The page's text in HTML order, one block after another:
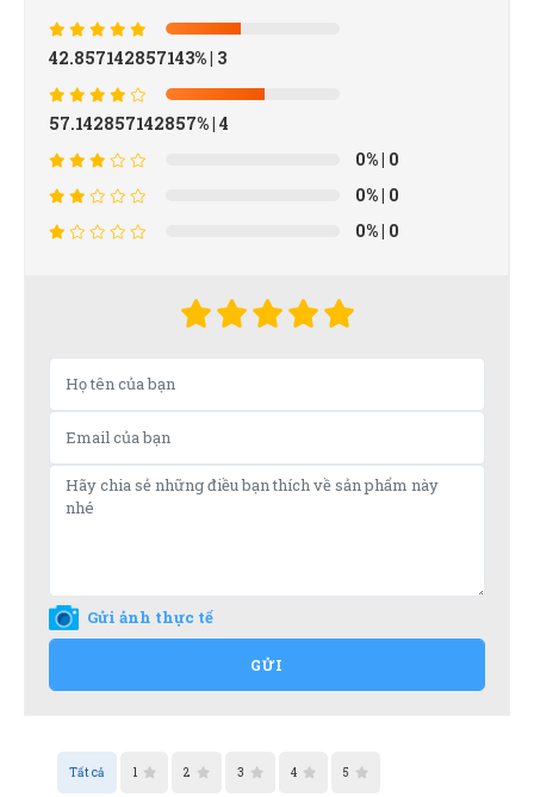
42.857142857143%| 3
57.142857142857%| 4
0%| 0
0%| 0
0%| 0
Gửi ảnh thực tế
GỬI
Tất cả 1 2 3 4 5